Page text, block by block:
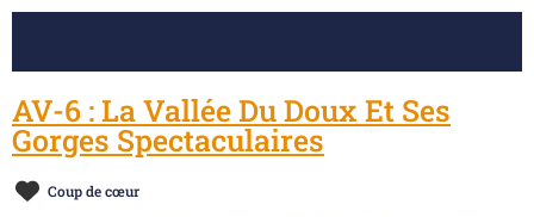
AV-6 : La Vallée Du Doux Et Ses
Gorges Spectaculaires
Coup de cœur